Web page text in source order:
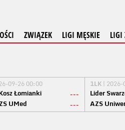
ZWIĄZEK LIGI MĘSKIE LIGI
09-26 00:00
Łomianki
---
UMed
---
1LK |
Lider
AZS